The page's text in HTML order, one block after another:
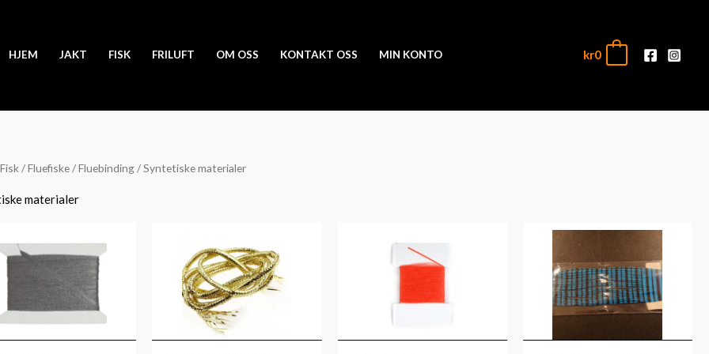
HJEM JAKT FISK FRILUFT OM OSS KONTAKT OSS MIN KONTO kr0
Fisk/Fluefiske/Fluebinding/ Syntetiske materialer
materialer